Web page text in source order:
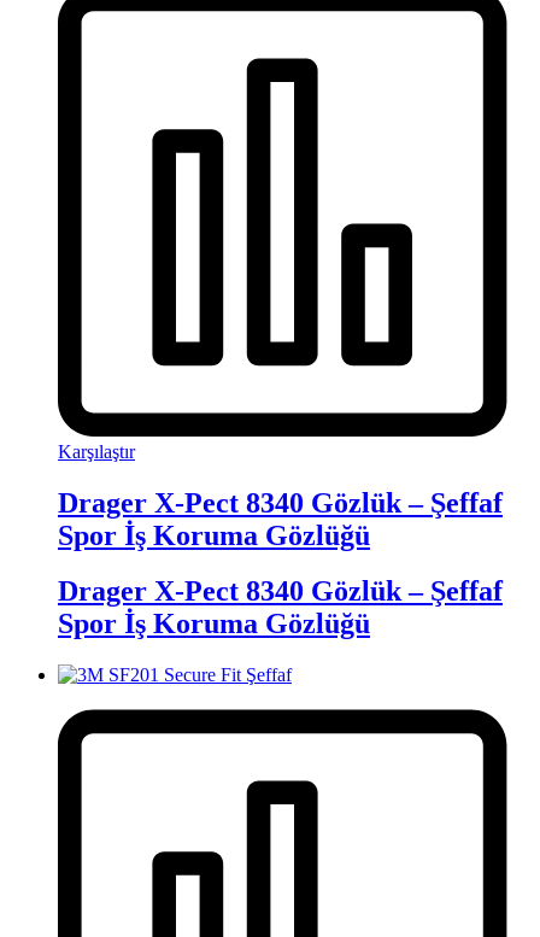
Karşılaştır
Drager X-Pect 8340 Gözlük – Şeffaf
Spor İş Koruma Gözlüğü
Drager X-Pect 8340 Gözlük – Şeffaf
Spor İş Koruma Gözlüğü